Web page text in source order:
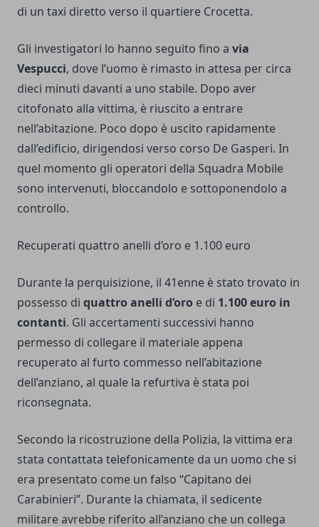
di un taxi diretto verso il quartiere Crocetta.
Gli investigatori lo hanno seguito fino a via
Vespucci, dove l’uomo è rimasto in attesa per circa
dieci minuti davanti a uno stabile. Dopo aver
citofonato alla vittima, è riuscito a entrare
nell’abitazione. Poco dopo è uscito rapidamente
dall’edificio, dirigendosi verso corso De Gasperi. In
quel momento gli operatori della Squadra Mobile
sono intervenuti, bloccandolo e sottoponendolo a
controllo.
Recuperati quattro anelli d’oro e 1.100 euro
Durante la perquisizione, il 41enne è stato trovato in
possesso di quattro anelli d’oro e di 1.100 euro in
contanti. Gli accertamenti successivi hanno
permesso di collegare il materiale appena
recuperato al furto commesso nell’abitazione
dell’anziano, al quale la refurtiva è stata poi
riconsegnata.
Secondo la ricostruzione della Polizia, la vittima era
stata contattata telefonicamente da un uomo che si
era presentato come un falso “Capitano dei
Carabinieri”. Durante la chiamata, il sedicente
militare avrebbe riferito all’anziano che un collega